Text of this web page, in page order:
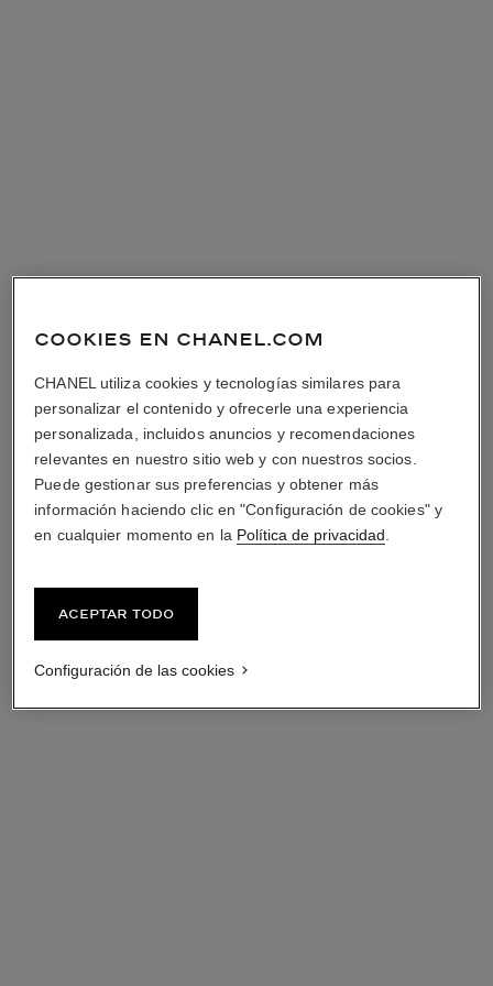
COOKIES EN CHANEL.COM
CHANEL utiliza cookies y tecnologías similares para
personalizar el contenido y ofrecerle una experiencia
personalizada, incluidos anuncios y recomendaciones
relevantes en nuestro sitio web y con nuestros socios.
Puede gestionar sus preferencias y obtener más
información haciendo clic en "Configuración de cookies" y
en cualquier momento en la Política de privacidad
Aceptar todo
Configuración de las cookies